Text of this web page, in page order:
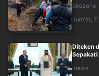
okezone
Jum'at, 7
Diteken
Sepakati
inews